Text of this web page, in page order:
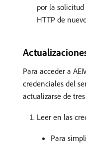
por la solicitud
HTTP de
Para acceder a
credenciales del
actualizarse de
Leer en las
Para